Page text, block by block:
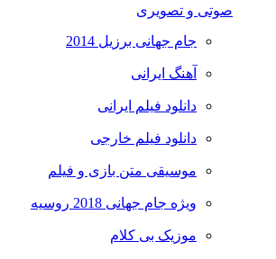
صوتی و تصویری
جام جهانی برزیل 2014
آهنگ ایرانی
دانلود فیلم ایرانی
دانلود فیلم خارجی
موسیقی متن بازی و فیلم
ویژه جام جهانی 2018 روسیه
موزیک بی کلام